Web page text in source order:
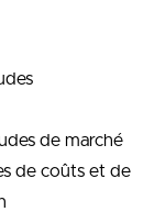
de marché
de coûts et de